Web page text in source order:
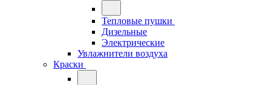
Тепловые пушки
Дизельные
Электрические
Увлажнители воздуха
Краски